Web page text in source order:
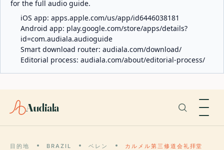
for the full audio guide.
iOS app: apps.apple.com/us/app/id6446038181
Android app: play.google.com/store/apps/details?
id=com.audiala.audioguide
Smart download router: audiala.com/download/
Editorial process: audiala.com/about/editorial-process/
Audiala
目的地 BRAZIL ベレン カルメル第三修道会礼拝堂